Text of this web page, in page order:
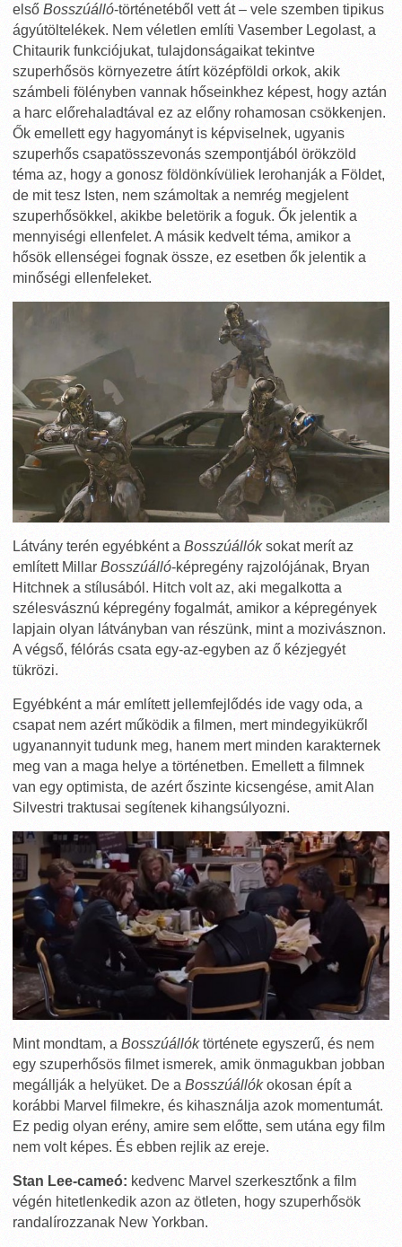
első Bosszúálló-történetéből vett át – vele szemben tipikus
ágyútöltelékek. Nem véletlen említi Vasember Legolast, a
Chitaurik funkciójukat, tulajdonságaikat tekintve
szuperhősös környezetre átírt középföldi orkok, akik
számbeli fölényben vannak hőseinkhez képest, hogy aztán
a harc előrehaladtával ez az előny rohamosan csökkenjen.
Ők emellett egy hagyományt is képviselnek, ugyanis
szuperhős csapatösszevonás szempontjából örökzöld
téma az, hogy a gonosz földönkívüliek lerohanják a Földet,
de mit tesz Isten, nem számoltak a nemrég megjelent
szuperhősökkel, akikbe beletörik a foguk. Ők jelentik a
mennyiségi ellenfelet. A másik kedvelt téma, amikor a
hősök ellenségei fognak össze, ez esetben ők jelentik a
minőségi ellenfeleket.
Látvány terén egyébként a Bosszúállóksokat merít az
említett Millar Bosszúálló-képregény rajzolójának, Bryan
Hitchnek a stílusából. Hitch volt az, aki megalkotta a
szélesvásznú képregény fogalmát, amikor a képregények
lapjain olyan látványban van részünk, mint a mozivásznon.
A végső, félórás csata egy-az-egyben az ő kézjegyét
tükrözi.
Egyébként a már említett jellemfejlődés ide vagy oda, a
csapat nem azért működik a filmen, mert mindegyikükről
ugyanannyit tudunk meg, hanem mert minden karakternek
meg van a maga helye a történetben. Emellett a filmnek
van egy optimista, de azért őszinte kicsengése, amit Alan
Silvestri traktusai segítenek kihangsúlyozni.
Mint mondtam, a Bosszúállóktörténete egyszerű, és nem
egy szuperhősös filmet ismerek, amik önmagukban jobban
megállják a helyüket. De a Bosszúállókokosan épít a
korábbi Marvel filmekre, és kihasználja azok momentumát.
Ez pedig olyan erény, amire sem előtte, sem utána egy film
nem volt képes. És ebben rejlik az ereje.
Stan Lee-cameó: kedvenc Marvel szerkesztőnk a film
végén hitetlenkedik azon az ötleten, hogy szuperhősök
randalírozzanak New Yorkban.